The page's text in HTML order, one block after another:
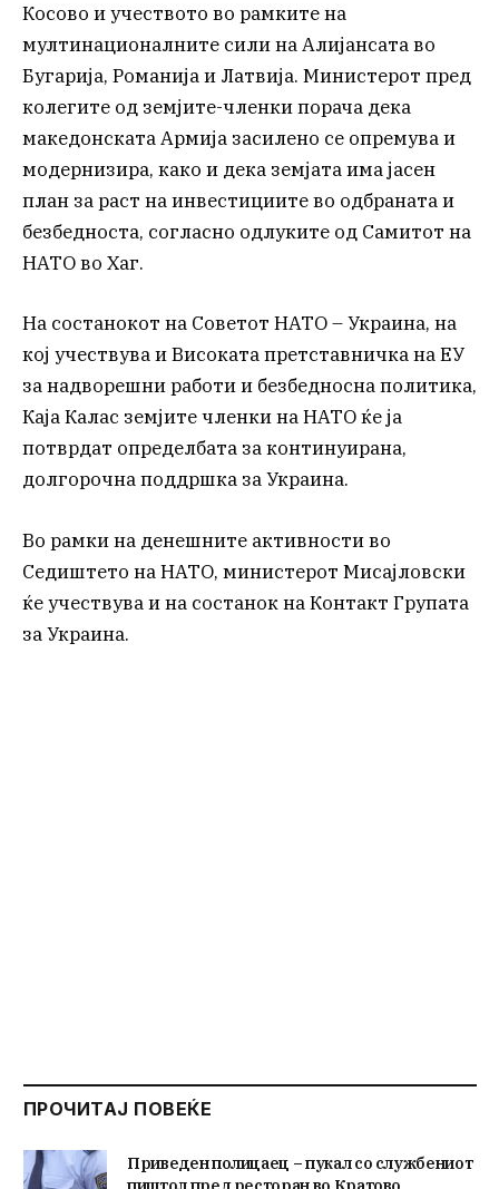
Косово и учеството во рамките на
мултинационалните сили на Алијансата во
Бугарија, Романија и Латвија. Министерот пред
колегите од земјите-членки порача дека
македонската Армија засилено се опремува и
модернизира, како и дека земјата има јасен
план за раст на инвестициите во одбраната и
безбедноста, согласно одлуките од Самитот на
НАТО во Хаг.
На состанокот на Советот НАТО – Украина, на
кој учествува и Високата претставничка на ЕУ
за надворешни работи и безбедносна политика,
Каја Калас земјите членки на НАТО ќе ја
потврдат определбата за континуирана,
долгорочна поддршка за Украина.
Во рамки на денешните активности во
Седиштето на НАТО, министерот Мисајловски
ќе учествува и на состанок на Контакт Групата
за Украина.
ПРОЧИТАЈ ПОВЕЌЕ
Приведен полицаец – пукал со службениот